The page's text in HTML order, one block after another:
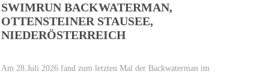
SWIMRUN BACKWATERMAN,
OTTENSTEINER STAUSEE,
NIEDERÖSTERREICH
Am 28.Juli 2026 fand zum letzten Mal der Backwaterman im